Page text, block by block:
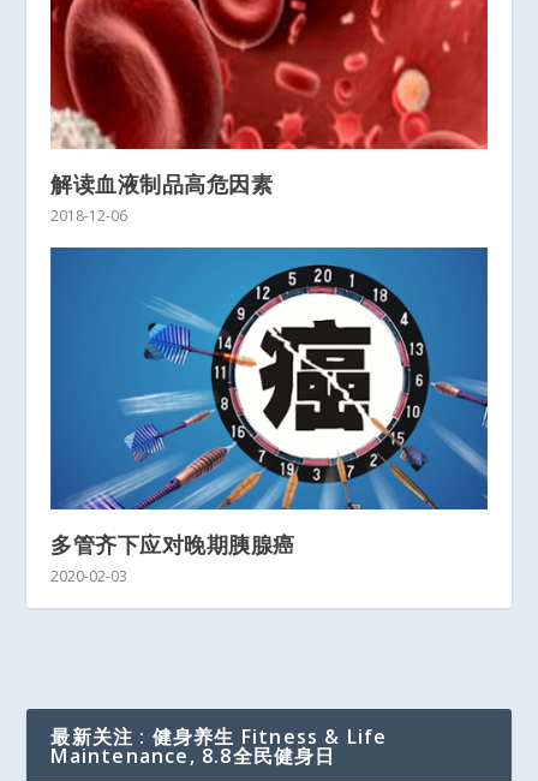
解读血液制品高危因素
2018-12-06
多管齐下应对晚期胰腺癌
2020-02-03
最新关注 : 健身养生 Fitness & Life
Maintenance, 8.8全民健身日